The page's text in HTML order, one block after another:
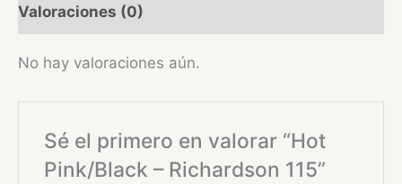
Valoraciones (0)
No hay valoraciones aún.
Sé el primero en valorar “Hot
Pink/Black – Richardson 115”